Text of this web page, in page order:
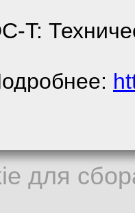
T:
для